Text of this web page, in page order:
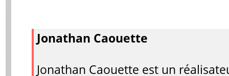
Jonathan Caouette
Jonathan Caouette est un